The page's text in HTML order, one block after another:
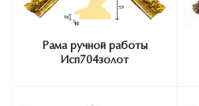
Рама ручной работы
Исп704золот